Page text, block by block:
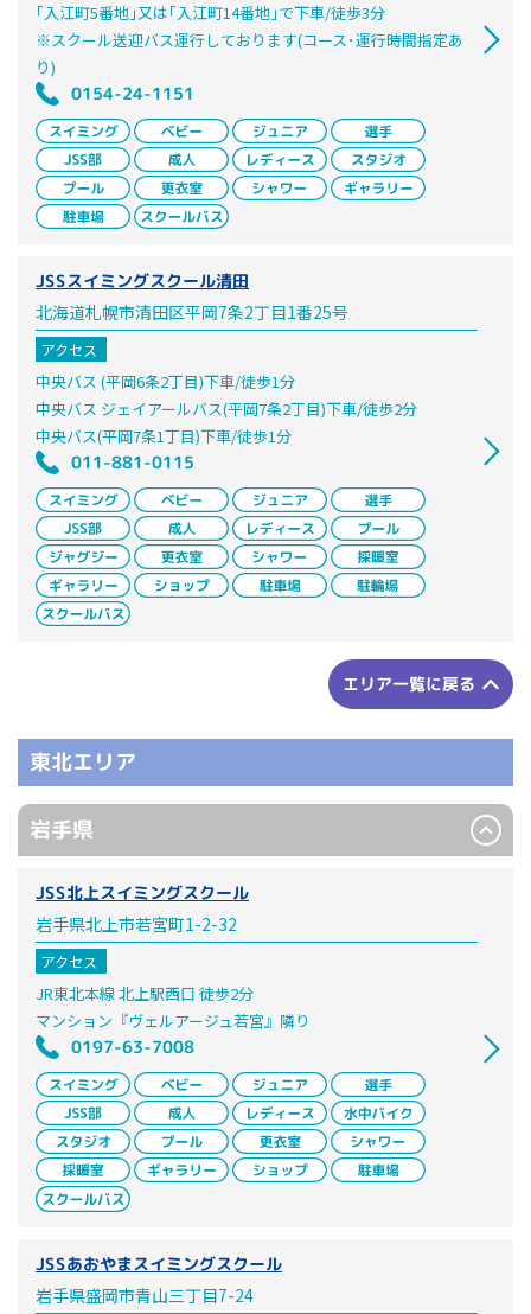
｢入江町5番地｣又は｢入江町14番地｣で下車/徒歩3分
※スクール送迎バス運行しております(コース･運行時間指定あ
り)
0154-24-1151
JSSスイミングスクール清田
北海道札幌市清田区平岡7条2丁目1番25号
アクセス
中央バス (平岡6条2丁目)下車/徒歩1分
中央バス ジェイアールバス(平岡7条2丁目)下車/徒歩2分
中央バス(平岡7条1丁目)下車/徒歩1分
011-881-0115
エリア一覧に戻る
東北エリア
岩手県
JSS北上スイミングスクール
岩手県北上市若宮町1-2-32
アクセス
JR東北本線 北上駅西口 徒歩2分
マンション『ヴェルアージュ若宮』隣り
0197-63-7008
JSSあおやまスイミングスクール
岩手県盛岡市青山三丁目7-24